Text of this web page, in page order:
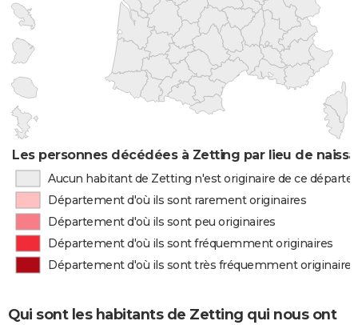
Les personnes décédées à Zetting par lieu de
Aucun habitant de Zetting n'est originaire de ce
Département d'où ils sont rarement originaires
Département d'où ils sont peu originaires
Département d'où ils sont fréquemment originaires
Département d'où ils sont très fréquemment originaires
Qui sont les habitants de Zetting qui nous ont